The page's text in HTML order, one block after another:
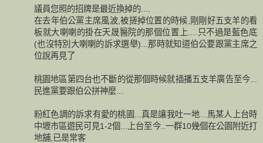
議員您照的招牌是最近換掉的....
在去年伯公黨主席風波,被搓掉位置的時候,剛剛好五支羊的看
板就大喇喇的掛在天晟醫院的那個位置上....只不過是藍色底
(也沒特別大喇喇的訴求選舉)...那時就知道伯公要跟黨主席之
位說再見了
桃園地區第四台也不斷的從那個時候就插播五支羊廣告至今...
民進黨要跟伯公拼神麼...
粉紅色調的訴求有愛的桃園...真是讓我吐一地...馬某人上台時
中壢市區遊民可見1-2個...上台至今..一群10幾個在公園附近打
地舖,已是常客